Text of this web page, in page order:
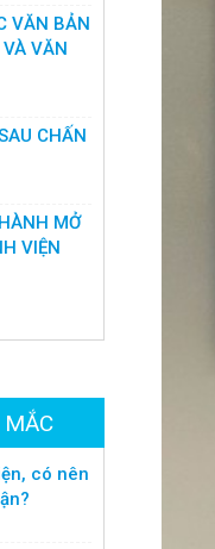
VĂN BẢN
VĂN
CHẤN
MỞ
VIỆN
có nên